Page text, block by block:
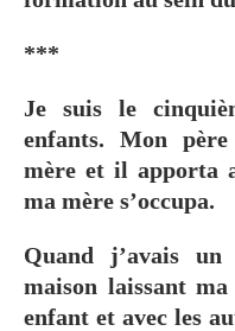
***
Je suis le
enfants. Mon
mère et il apporta
ma mère s’occupa.
Quand j’avais
maison laissant
enfant et avec les